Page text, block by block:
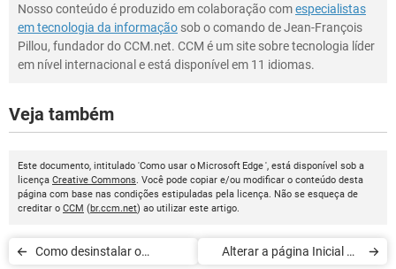
Nosso conteúdo é produzido em colaboração comespecialistas
em tecnologia da informação sob o comando de Jean-François
Pillou, fundador do CCM.net. CCM é um site sobre tecnologia líder
em nível internacional e está disponível em 11 idiomas.
Veja também
Este documento, intitulado 'Como usar o Microsoft Edge ', está disponível sob a
licença Creative Commons . Você pode copiar e/ou modificar o conteúdo desta
página com base nas condições estipuladas pela licença. Não se esqueça de
creditar o CCM (br.ccm.net) ao utilizar este artigo.
Como desinstalar o Alterar a página Inicial do